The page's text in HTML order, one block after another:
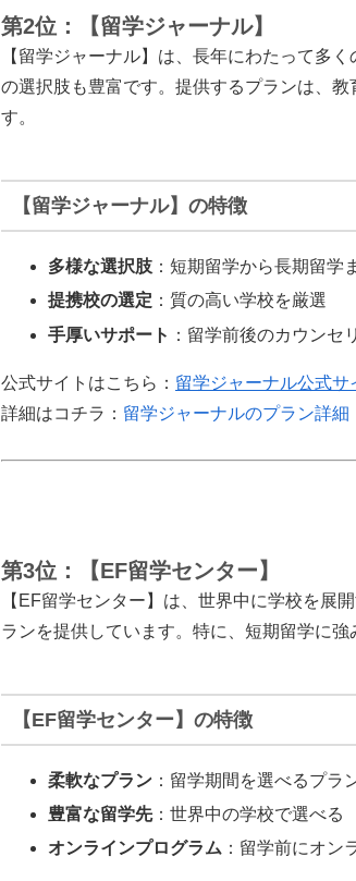
第2位：【留学ジャーナル】
【留学ジャーナル】は、長年にわたって多
の選択肢も豊富です。提供するプランは、
す。
【留学ジャーナル】の特徴
多様な選択肢 ：短期留学から長期留学
提携校の選定 ：質の高い学校を厳選
手厚いサポート ：留学前後のカウンセ
公式サイトはこちら： 留学ジャーナル公式サ
詳細はコチラ： 留学ジャーナルのプラン詳細
第3位：【EF留学センター】
【EF留学センター】は、世界中に学校を展
ランを提供しています。特に、短期留学に
【EF留学センター】の特徴
柔軟なプラン ：留学期間を選べるプラ
豊富な留学先：世界中の学校で選べる
オンラインプログラム ：留学前にオン